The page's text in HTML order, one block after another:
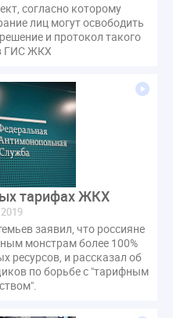
согласно которому
лиц могут освободить
и протокол такого
ГИС ЖКХ
тарифах ЖКХ
заявил, что россияне
монстрам более 100%
ресурсов, и рассказал об
по борьбе с "тарифным